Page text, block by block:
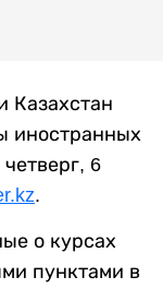
Казахстан
иностранных
6
.
о курсах
пунктами в